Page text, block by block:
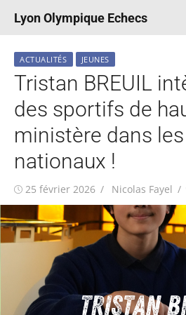
Lyon Olympique Echecs
ACTUALITÉS JEUNES
Tristan BREUIL
des sportifs de
ministère dans
nationaux !
Publié
le
25 février 2026 Auteur/autrice
Nicolas Fayel